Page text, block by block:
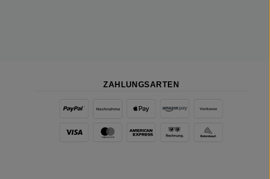
ZAHLUNGSARTEN